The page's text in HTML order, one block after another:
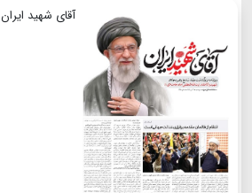
آقای شهید ایران